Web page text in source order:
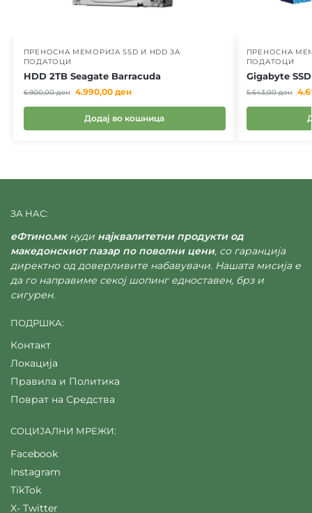
ПРЕНОСНА МЕМОРИЈА SSD И HDD ЗА
ПОДАТОЦИ
HDD 2TB Seagate Barracuda
6.900,00ден 4.990,00 ден
Додај во кошница
ПРЕНОСНА
ПОДАТОЦИ
Gigabyte
5.643,00ден
ЗА НАС:
еФтино.мкнуди најквалитетни продукти од
македонскиот пазар по поволни цени, со гаранција
директно од доверливите набавувачи. Нашата мисија е
да го направиме секој шопинг едноставен, брз и
сигурен.
ПОДРШКА:
Контакт
Локација
Правила и Политика
Поврат на Средства
СОЦИЈАЛНИ МРЕЖИ:
Facebook
Instagram
TikTok
X- Twitter